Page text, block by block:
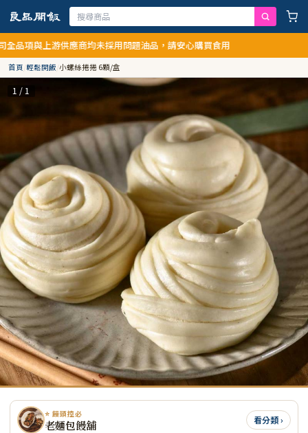
供應商均未採用問題油品，請安心購買食用
首頁/輕鬆開飯/小螺絲捲捲 6顆/盒
1 / 1
⭐ 饅頭控必
老麵包饅舖 看分類 ›